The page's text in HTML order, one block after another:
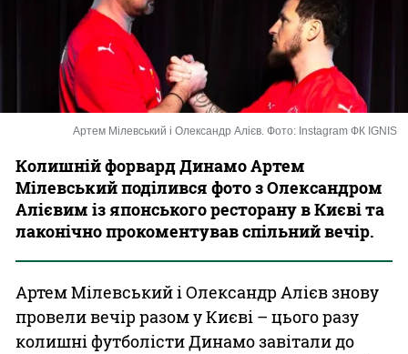
Артем Мілевський і Олександр Алієв. Фото: Instagram ФК IGNIS
Колишній форвард Динамо Артем
Мілевський поділився фото з Олександром
Алієвим із японського ресторану в Києві та
лаконічно прокоментував спільний вечір.
Артем Мілевський і Олександр Алієв знову
провели вечір разом у Києві – цього разу
колишні футболісти Динамо завітали до